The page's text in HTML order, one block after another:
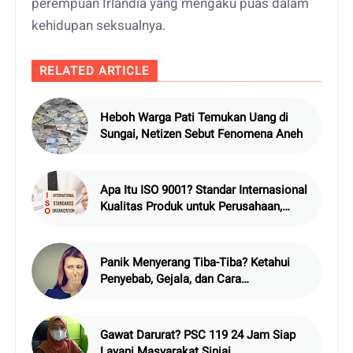
perempuan Irlandia yang mengaku puas dalam
kehidupan seksualnya.
RELATED ARTICLE
Heboh Warga Pati Temukan Uang di
Sungai, Netizen Sebut Fenomena Aneh
Apa Itu ISO 9001? Standar Internasional
Kualitas Produk untuk Perusahaan,
Panik Menyerang Tiba-Tiba? Ketahui
Penyebab, Gejala, dan Cara
Gawat Darurat? PSC 119 24 Jam Siap